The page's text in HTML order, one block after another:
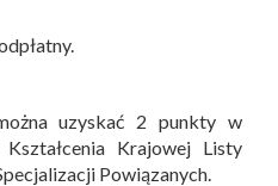
uzyskać 2 punkty w
Krajowej Listy
Powiązanych.